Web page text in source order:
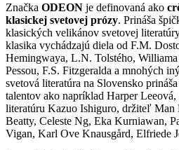
Značka ODEON je definovaná ako
klasickej svetovej prózy. Prináša
klasických velikánov svetovej
klasika vychádzajú diela od F.M.
Hemingwaya, L.N. Tolstého, Williama
Pessou, F.S. Fitzgeralda a mnohých
svetová literatúra na Slovensko
talentov ako napríklad Harper
literatúru Kazuo Ishiguro, držiteľ Man
Beatty, Celeste Ng, Eka Kurniawan,
Vigan, Karl Ove Knausgård, Elfriede